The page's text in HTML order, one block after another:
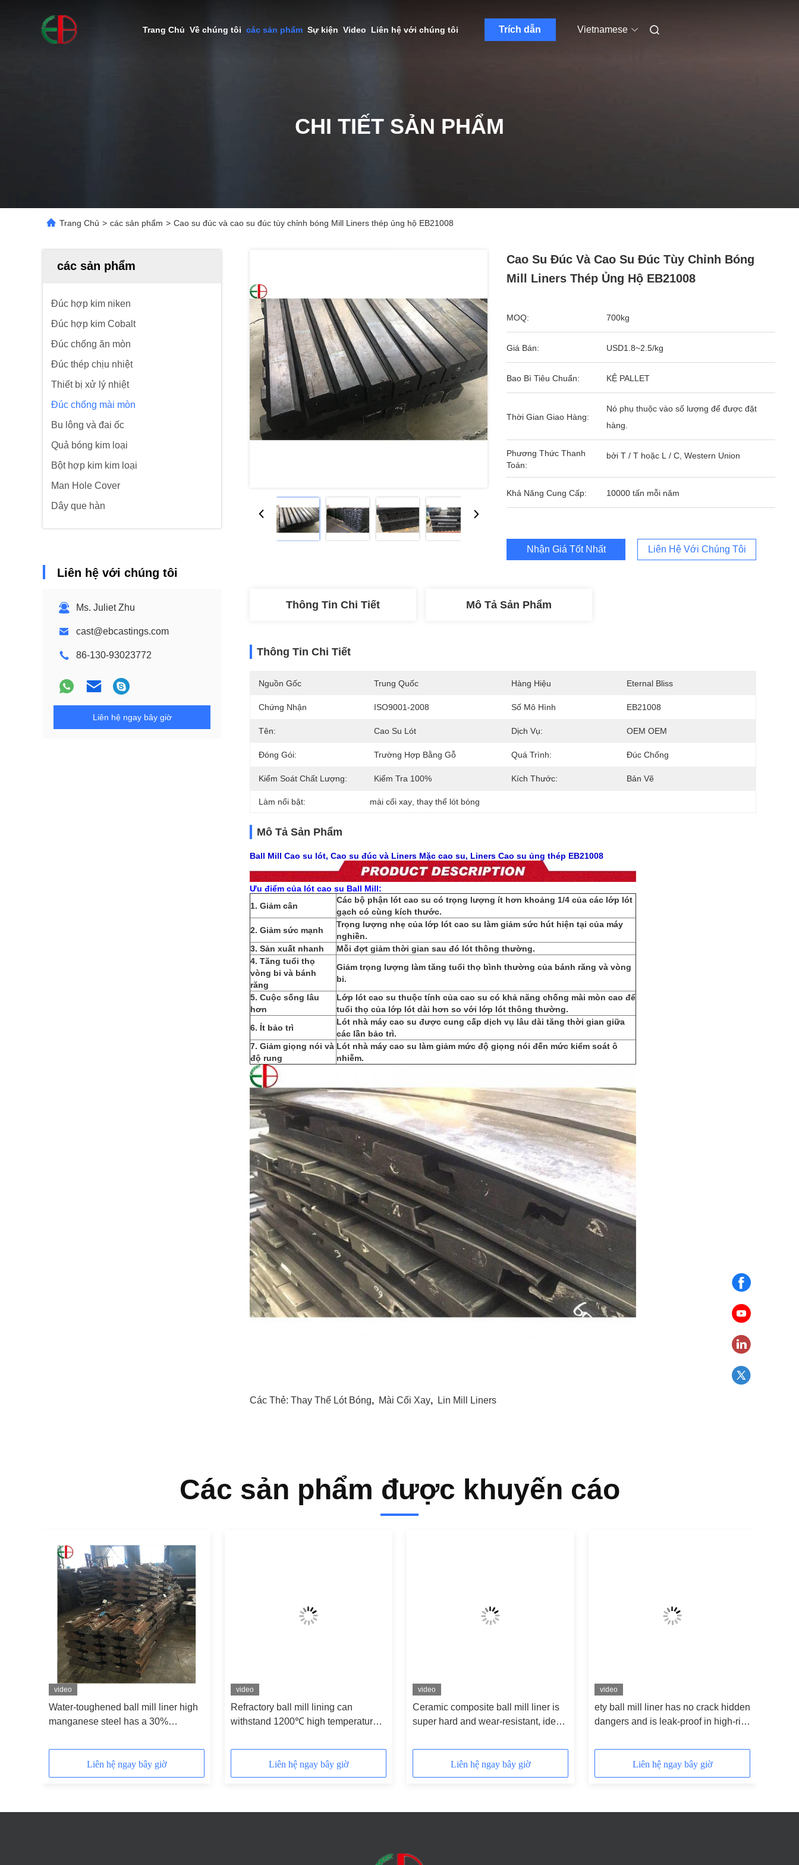
Trang Chủ Về chúng tôi các sản phẩm Sự kiện Video Liên hệ với chúng tôi Trích dẫn Vietnamese
CHI TIẾT SẢN PHẨM
Trang Chủ > các sản phẩm > Cao su đúc và cao su đúc tùy chỉnh bóng Mill Liners thép ủng hộ EB21008
các sản phẩm
Đúc hợp kim niken
Đúc hợp kim Cobalt
Đúc chống ăn mòn
Đúc thép chịu nhiệt
Thiết bị xử lý nhiệt
Đúc chống mài mòn
Bu lông và đai ốc
Quả bóng kim loại
Bột hợp kim kim loại
Man Hole Cover
Dây que hàn
Liên hệ với chúng tôi
Ms. Juliet Zhu
cast@ebcastings.com
86-130-93023772
Liên hệ ngay bây giờ
Cao Su Đúc Và Cao Su Đúc Tùy Chỉnh Bóng
Mill Liners Thép Ủng Hộ EB21008
MOQ: 700kg
Giá Bán: USD1.8~2.5/kg
Bao Bì Tiêu Chuẩn: KỆ PALLET
Thời Gian Giao Hàng:
Nó phụ thuộc vào số lượng để được đặt
hàng.
Phương Thức Thanh
Toán:
bởi T / T hoặc L / C, Western Union
Khả Năng Cung Cấp: 10000 tấn mỗi năm
Nhận Giá Tốt Nhất Liên Hệ Với Chúng Tôi
Thông Tin Chi Tiết Mô Tả Sản Phẩm
Thông Tin Chi Tiết
Nguồn Gốc Trung Quốc Hàng Hiệu Eternal Bliss
Chứng Nhận ISO9001-2008 Số Mô Hình EB21008
Tên: Cao Su Lót Dịch Vụ: OEM OEM
Đóng Gói: Trường Hợp Bằng Gỗ Quá Trình: Đúc Chống
Kiểm Soát Chất Lượng: Kiểm Tra 100% Kích Thước: Bản Vẽ
Làm nổi bật: mài cối xay , thay thế lót bóng
Mô Tả Sản Phẩm
Ball Mill Cao su lót, Cao su đúc và Liners Mặc cao su, Liners Cao su ủng thép EB21008
Ưu điểm của lót cao su Ball Mill:
1. Giảm cân
Các bộ phận lót cao su có trọng lượng ít hơn khoảng 1/4 của các lớp lót
gạch có cùng kích thước.
2. Giảm sức mạnh
Trọng lượng nhẹ của lớp lót cao su làm giảm sức hút hiện tại của máy
nghiền.
3. Sản xuất nhanh
Mỗi đợt giảm thời gian sau đó lót thông thường.
4. Tăng tuổi thọ
vòng bi và bánh
răng
Giảm trọng lượng làm tăng tuổi thọ bình thường của bánh răng và vòng
bi.
5. Cuộc sống lâu
hơn
Lớp lót cao su thuộc tính của cao su có khả năng chống mài mòn cao để
tuổi thọ của lớp lót dài hơn so với lớp lót thông thường.
6. Ít bảo trì
Lót nhà máy cao su được cung cấp dịch vụ lâu dài tăng thời gian giữa
các lần bảo trì.
7. Giảm giọng nói và
độ rung
Lót nhà máy cao su làm giảm mức độ giọng nói đến mức kiểm soát ô
nhiễm.
Các Thẻ: Thay Thế Lót Bóng, Mài Cối Xay, Lin Mill Liners
Các sản phẩm được khuyến cáo
video
Water-toughened ball mill liner high
manganese steel has a 30%
impact resistance after water-
tougheningLiên hệ ngay bây giờ
video
Refractory ball mill lining can
withstand 1200℃ high temperature
without deformation
Liên hệ ngay bây giờ
video
Ceramic composite ball mill liner is
super hard and wear-resistant, ideal
powders
Liên hệ ngay bây giờ
video
ety ball mill liner has no crack hidden
dangers and is leak-proof in high-risk
Liên hệ ngay bây giờ